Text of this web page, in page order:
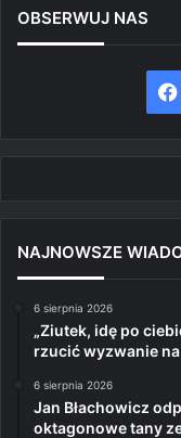
OBSERWUJ NAS
NAJNOWSZE
6 sierpnia 2026
„Ziutek, idę po
rzucić wyzwanie
6 sierpnia 2026
Jan Błachowicz
oktagonowe tany